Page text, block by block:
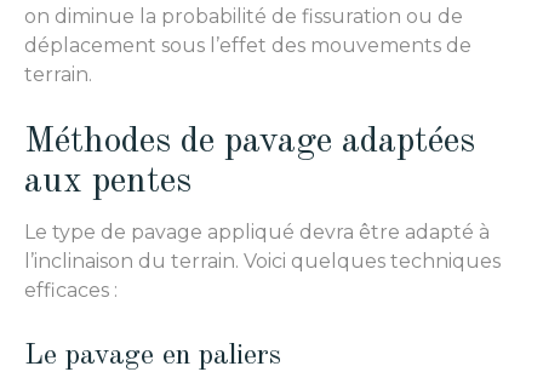
on diminue la probabilité de fissuration ou de
déplacement sous l’effet des mouvements de
terrain.
Méthodes de pavage adaptées
aux pentes
Le type de pavage appliqué devra être adapté à
l’inclinaison du terrain. Voici quelques techniques
efficaces :
Le pavage en paliers